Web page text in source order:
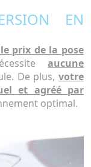
EN
prix de la pose
aucune
De plus,votre
et agréé par
optimal.